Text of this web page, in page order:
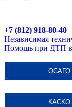
+7 (812) 918-80-40
Независимая
Помощь при ДТП
ОСАГО
КАСКО